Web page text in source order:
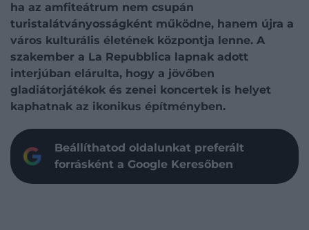
ha az amfiteátrum nem csupán
turistalátványosságként működne, hanem újra a
város kulturális életének központja lenne. A
szakember a La Repubblica lapnak adott
interjúban elárulta, hogy a jövőben
gladiátorjátékok és zenei koncertek is helyet
kaphatnak az ikonikus építményben.
Beállíthatod oldalunkat preferált
forrásként a Google Keresőben